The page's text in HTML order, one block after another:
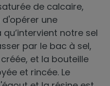
de calcaire,
une
qu’intervient notre sel
par le bac à sel,
et la bouteille
et rincée. Le